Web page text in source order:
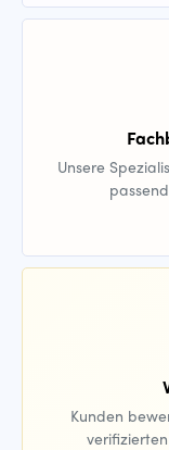
Unsere
Kunden